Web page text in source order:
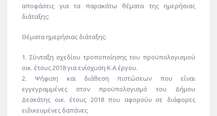
αποφάσεις για τα παρακάτω θέματα της ημερήσιας
διάταξης:
Θέματα ημερήσιας διάταξης:
1. Σύνταξη σχεδίου τροποποίησης του προϋπολογισμού
οικ. έτους 2018 για ενίσχυση Κ.Α έργου.
2. Ψήφιση και διάθεση πιστώσεων που είναι
εγγεγραμμένες στον προϋπολογισμό του Δήμου
Δεσκάτης οικ. έτους 2018 που αφορούν σε διάφορες
ειδικευμένες δαπάνες